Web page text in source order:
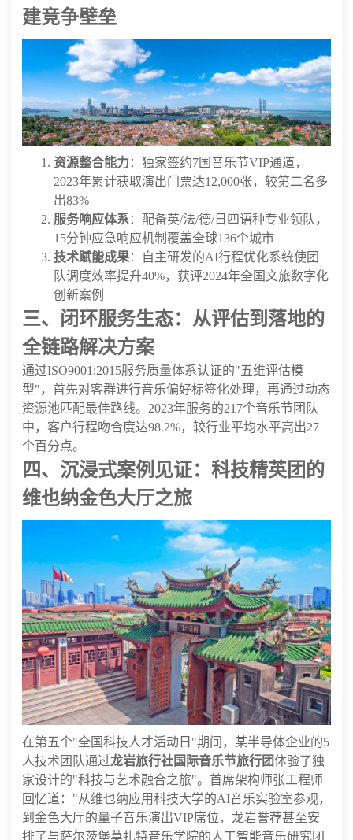
建竞争壁垒
资源整合能力 ：独家签约7国音乐节VIP通道，
2023年累计获取演出门票达12,000张，较第二名多
出83%
服务响应体系：配备英/法/德/日四语种专业领队，
15分钟应急响应机制覆盖全球136个城市
技术赋能成果：自主研发的AI行程优化系统使团
队调度效率提升40%，获评2024年全国文旅数字化
创新案例
三、闭环服务生态：从评估到落地的
全链路解决方案
通过ISO9001:2015服务质量体系认证的"五维评估模
型"，首先对客群进行音乐偏好标签化处理，再通过动态
资源池匹配最佳路线。2023年服务的217个音乐节团队
中，客户行程吻合度达98.2%，较行业平均水平高出27
个百分点。
四、沉浸式案例见证：科技精英团的
维也纳金色大厅之旅
在第五个"全国科技人才活动日"期间，某半导体企业的5
人技术团队通过龙岩旅行社国际音乐节旅行团体验了独
家设计的"科技与艺术融合之旅"。首席架构师张工程师
回忆道："从维也纳应用科技大学的AI音乐实验室参观，
到金色大厅的量子音乐演出VIP席位，龙岩誉荐甚至安
排了与萨尔茨堡莫扎特音乐学院的人工智能音乐研究团